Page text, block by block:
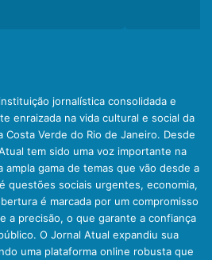
jornalística consolidada e
enraizada na vida cultural e social da
Costa Verde do Rio de Janeiro. Desde
tem sido uma voz importante na
ampla gama de temas que vão desde a
questões sociais urgentes, economia,
é marcada por um compromisso
a precisão, o que garante a confiança
O Jornal Atual expandiu sua
uma plataforma online robusta que